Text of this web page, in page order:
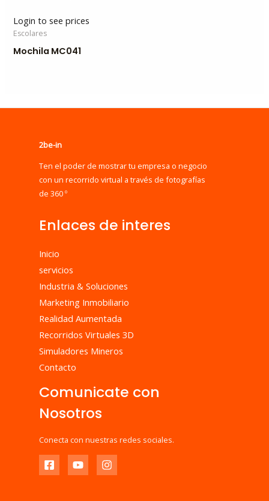
Login to see prices
Escolares
Mochila MC041
2be-in
Ten el poder de mostrar tu empresa o negocio
con un recorrido virtual a través de fotografías
de 360 º
Enlaces de interes
Inicio
servicios
Industria & Soluciones
Marketing Inmobiliario
Realidad Aumentada
Recorridos Virtuales 3D
Simuladores Mineros
Contacto
Comunicate con
Nosotros
Conecta con nuestras redes sociales.